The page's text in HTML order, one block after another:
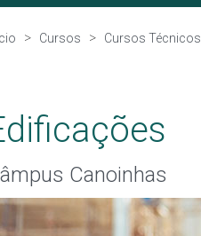
Cursos Cursos Técnicos
Canoinhas